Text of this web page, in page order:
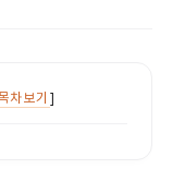
차 보기 ]